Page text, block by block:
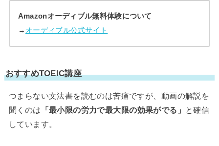
Amazonオーディブル無料体験について
→ オーディブル公式サイト
おすすめTOEIC講座
つまらない文法書を読むのは苦痛ですが、動画の解説を
聞くのは 「最小限の労力で最大限の効果がでる」
と確信
しています。